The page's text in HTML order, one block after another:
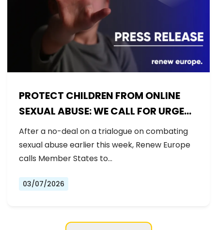
PROTECT CHILDREN FROM ONLINE
SEXUAL ABUSE: WE CALL FOR URGENT
NEGOTIATIONS AND PERMANENT
SOLUTION
After a no-deal on a trialogue on combating
sexual abuse earlier this week, Renew Europe
calls Member States to…
03/07/2026